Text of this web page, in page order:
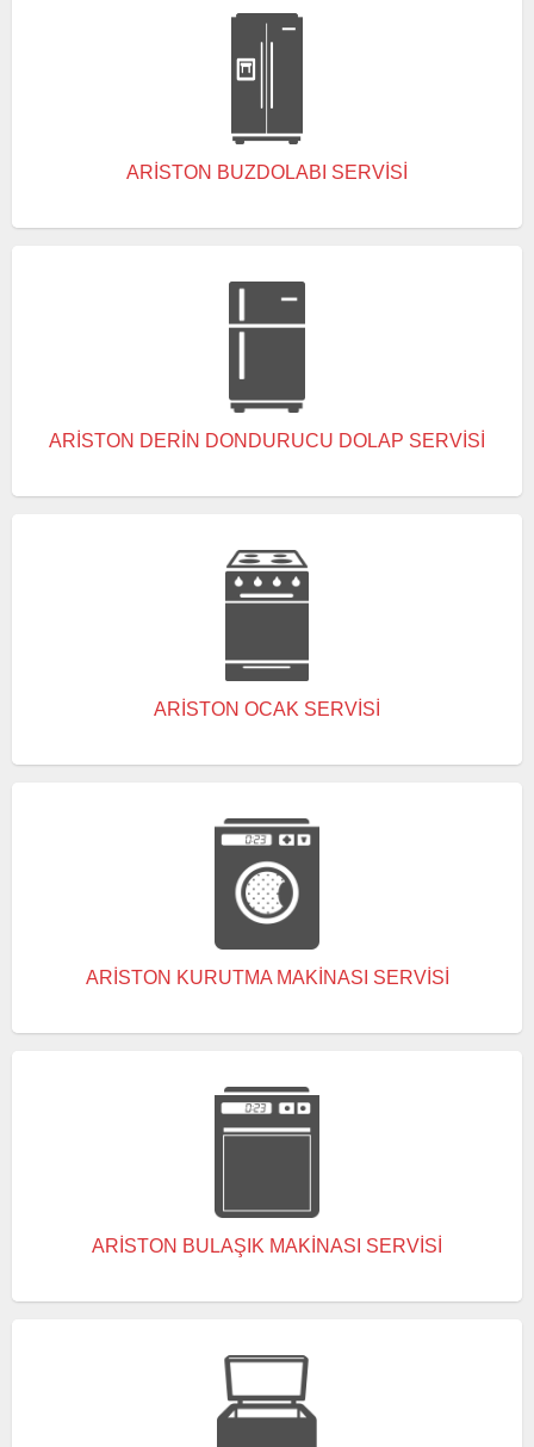
ARISTON BUZDOLABI SERVISI
ARISTON DERIN DONDURUCU DOLAP SERVISI
ARISTON OCAK SERVISI
ARISTON KURUTMA MAKINASI SERVISI
ARISTON BULAŞIK MAKINASI SERVISI